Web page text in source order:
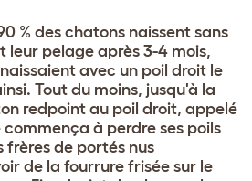
% des chatons naissent sans
leur pelage après 3-4 mois,
avec un poil droit le
Tout du moins, jusqu'à la
redpoint au poil droit, appelé
commença à perdre ses poils
frères de portés nus
de la fourrure frisée sur le